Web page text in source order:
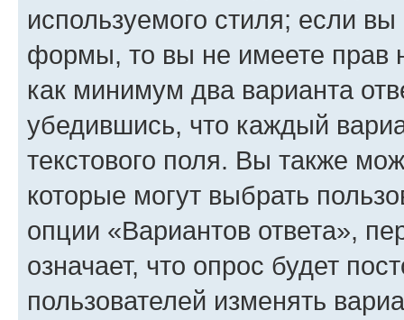
используемого стиля; если
формы, то вы не имеете прав
как минимум два варианта
убедившись, что каждый
текстового поля. Вы также
которые могут выбрать
опции «Вариантов ответа»,
означает, что опрос будет
пользователей изменять